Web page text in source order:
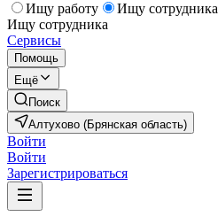
Ищу работу
Ищу сотрудника
Ищу сотрудника
Сервисы
Помощь
Ещё
Поиск
Алтухово (Брянская область)
Войти
Войти
Зарегистрироваться